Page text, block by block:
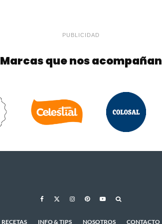
PUBLICIDAD
Marcas que nos acompañan
RECETAS INFO & TIPS NOSOTROS CONTACTO